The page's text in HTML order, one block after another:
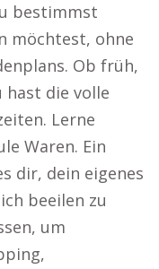
bestimmst
möchtest, ohne
Ob früh,
hast die volle
Lerne
Waren. Ein
dir, dein eigenes
beeilen zu
um